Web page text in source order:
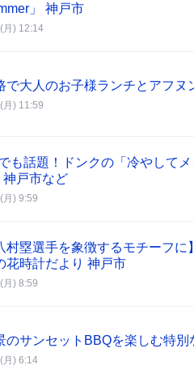
」 神戸市
月) 12:14
で大人のお子様ランチとアフ
月) 11:59
も話題！ドンクの「冷やして
神戸市など
月) 9:59
村塁選手を象徴するモチーフ
花時計だより 神戸市
月) 8:59
のサンセットBBQを楽しむ特
月) 6:14